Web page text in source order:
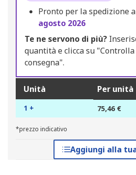
Pronto per la spedizione
agosto 2026
Te ne servono di più?
quantità e clicca su
consegna".
Unità Per unità
1 + 75,46 €
*prezzo indicativo
Aggiungi alla